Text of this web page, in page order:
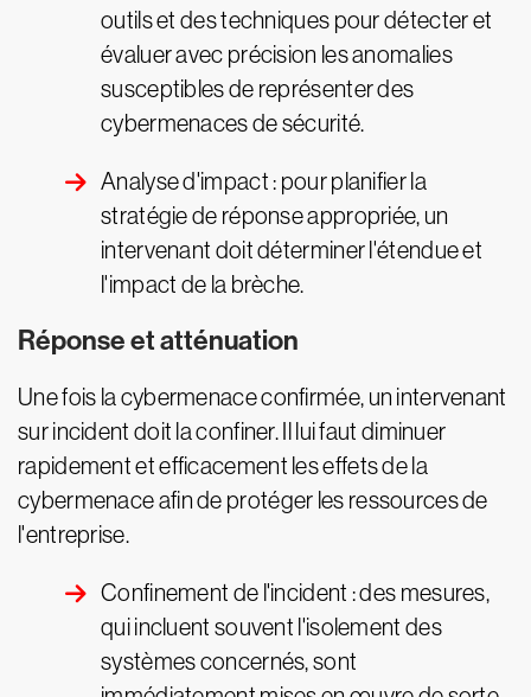
outils et des techniques pour détecter et
évaluer avec précision les anomalies
susceptibles de représenter des
cybermenaces de sécurité.
Analyse d'impact : pour planifier la
stratégie de réponse appropriée, un
intervenant doit déterminer l'étendue et
l'impact de la brèche.
Réponse et atténuation
Une fois la cybermenace confirmée, un intervenant
sur incident doit la confiner. Il lui faut diminuer
rapidement et efficacement les effets de la
cybermenace afin de protéger les ressources de
l'entreprise.
Confinement de l'incident : des mesures,
qui incluent souvent l'isolement des
systèmes concernés, sont